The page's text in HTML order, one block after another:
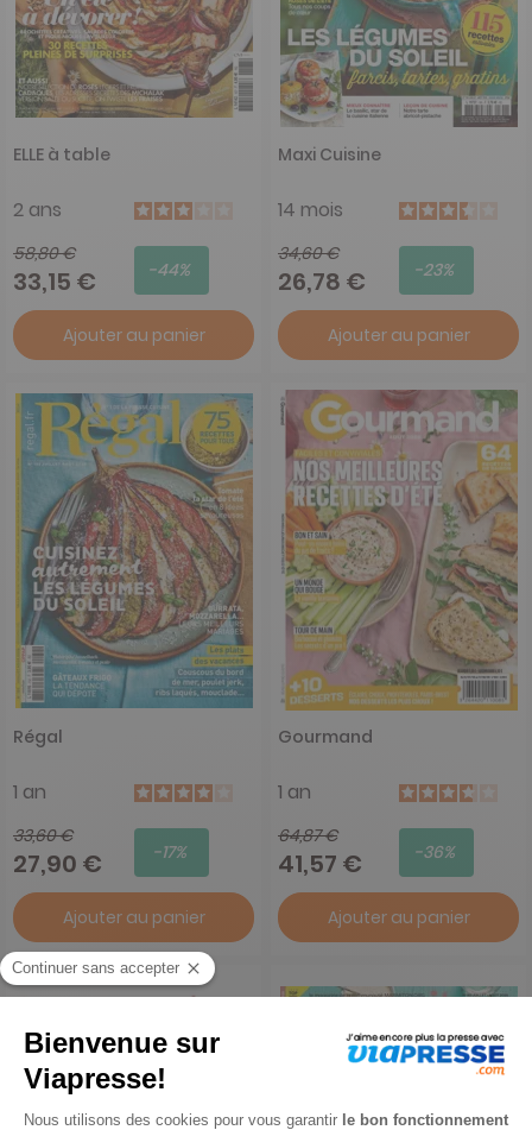
ELLE à table
2 ans
58,80 €
33,15 € -44%
Ajouter au panier
Maxi Cuisine
14 mois
34,60 €
26,78 € -23%
Ajouter au panier
Régal
1 an
33,60 €
27,90 € -17%
Ajouter au panier
Gourmand
1 an
64,87 €
41,57 € -36%
Ajouter au panier